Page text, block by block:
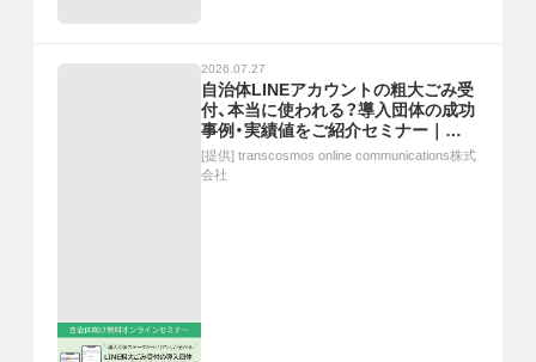
2026.07.27
自治体LINEアカウントの粗大ごみ受
付、本当に使われる？導入団体の成功
事例・実績値をご紹介セミナー｜
8/5(水)15時開催(無料)
[提供] transcosmos online communications株式
会社